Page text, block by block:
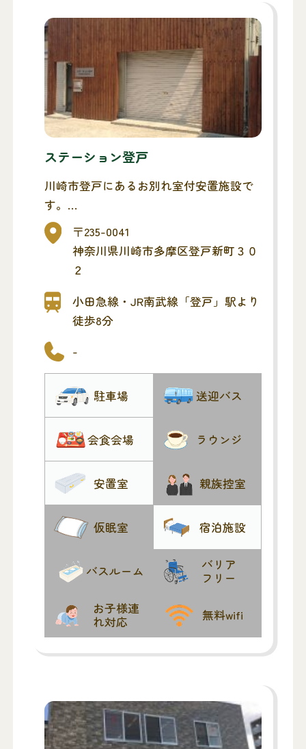
ステーション登戸
川崎市登戸にあるお別れ室付安置施設で
す。
小規模のお別れに最適です。
〒235-0041
神奈川県川崎市多摩区登戸新町３０
２
小田急線・JR南武線「登戸」駅より
徒歩8分
-
駐車場 送迎バス
会食会場 ラウンジ
安置室 親族控室
仮眠室 宿泊施設
バスルーム
バリア
フリー
お子様連
れ対応
無料wifi